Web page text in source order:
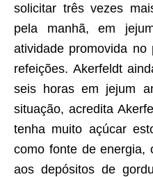
solicitar três vezes
pela manhã, em
atividade promovida
refeições. Akerfeldt
seis horas em jejum
situação, acredita
tenha muito açúcar
como fonte de energia,
aos depósitos de